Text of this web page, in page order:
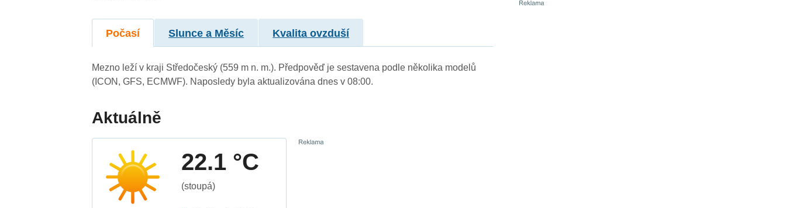
Počasí Slunce a Měsíc Kvalita ovzduší
Mezno leží v kraji Středočeský (559 m n. m.). Předpověď je sestavena podle několika modelů
(ICON, GFS, ECMWF). Naposledy byla aktualizována dnes v 08:00.
Aktuálně
22.1 °C
(stoupá)